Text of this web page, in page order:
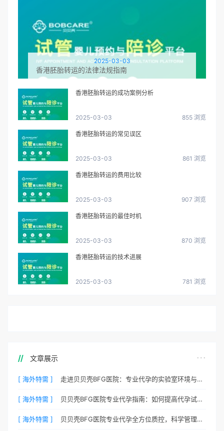
2025-03-03
香港胚胎转运的法律法规指南
香港胚胎转运的成功案例分析
2025-03-03 855 浏览
香港胚胎转运的常见误区
2025-03-03 861 浏览
香港胚胎转运的费用比较
2025-03-03 907 浏览
香港胚胎转运的最佳时机
2025-03-03 870 浏览
香港胚胎转运的技术进展
2025-03-03 781 浏览
文章展示
[ 海外特需 ] 走进贝贝壳BFG医院：专业代孕的实验室环境与操作流程
[ 海外特需 ] 贝贝壳BFG医院专业代孕指南：如何提高代孕试管的成功率？
[ 海外特需 ] 贝贝壳BFG医院专业代孕全方位质控，科学管理生育每一步